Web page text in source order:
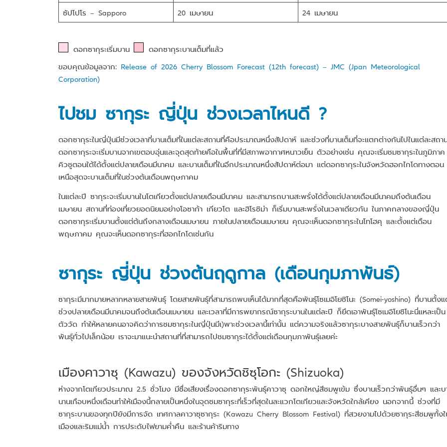
ซัปโปโร – Sapporo 20 เมษายน 24 เมษายน
ดอกซากุระเริ่มบาน ดอกซากุระบานเต็มที่แล้ว
ขอบคุณข้อมูลจาก: Release of 2026 Cherry Blossom Forecast (12th forecast) – JMC (Jpan Meteorological
Corporation)
ไปชม ซากุระ ญี่ปุ่น ช่วงเวลาไหนดี ?
ดอกซากุระในญี่ปุ่นมีช่วงเวลาที่บานเต็มที่ในแต่ละสถานที่คือประมาณหนึ่งสัปดาห์ และช่วงที่บานเต็มที่จะแตกต่างกันไปในแต่ละสถา
ดอกซากุระจะเริ่มบานจากเขตอบอุ่นและจุดสุดท้ายคือในพื้นที่ที่มีสภาพอากาศหนาวเย็น ตัวอย่างเช่น คุณจะเริ่มชมซากุระในภูมิภาค
คิวชูตอนใต้ได้ตั้งแต่ปลายเดือนมีนาคม และบานเต็มที่ในอีกประมาณหนึ่งสัปดาห์ต่อมา แต่ดอกซากุระในจังหวัดฮอกไกโดทางตอน
เหนือสุดจะบานเต็มที่ในช่วงต้นเดือนพฤษภาคม
ในแต่ละปี ซากุระจะเริ่มบานในโตเกียวตั้งแต่ปลายเดือนมีนาคม และสามารถบานสะพรั่งได้ตั้งแต่ปลายเดือนมีนาคมถึงต้นเดือน
เมษายน สถานที่ท่องเที่ยวยอดนิยมอย่างโอซาก้า เกียวโต และฮิโรชิม่า ก็เริ่มบานสะพรั่งในเวลาเดียวกัน ในภาคกลางของญี่ปุ่น
ดอกซากุระเริ่มบานตั้งแต่ต้นถึงกลางเดือนเมษายน ภายในปลายเดือนเมษายน คุณจะเห็นดอกซากุระในโทโฮคุ และตั้งแต่เดือน
พฤษภาคม คุณจะเห็นดอกซากุระที่ฮอกไกโดเช่นกัน
ซากุระ ญี่ปุ่น ช่วงต้นฤดูกาล (เดือนกุมภาพันธ์)
ซากุระมีมากมายหลากหลายสายพันธุ์ โดยสายพันธุ์ที่สามารถพบเห็นได้มากที่สุดคือพันธุ์โซเมอิโยชิโนะ (Somei-yoshino) ที่บานตั้งแ
ช่วงปลายเดือนมีนาคมจนถึงต้นเดือนเมษายน และเวลาที่มีการพยากรณ์ซากุระบานในแต่ละปี ก็ยึดเอาพันธุ์โซเมอิโยชิโนะนี่แหละเป็น
ตัววัด ทำให้หลายคนอาจคิดว่าการชมซากุระในญี่ปุ่นมีเ)พาะช่วงเวลานี้เท่านั้น แต่ความจริงแล้วซากุระบางสายพันธุ์ก็บานเร็วกว่า
พันธุ์ทั่วไปเล็กน้อย เราจะมาแนะนำสถานที่ที่สามารถไปชมซากุระได้ตั้งแต่เดือนกุมภาพันธุ์เลยค่ะ
เมืองคาวาซุ (Kawazu) ของจังหวัดชิซุโอกะ (Shizuoka)
ห่างจากโตเกียวประมาณ 2.5 ชั่วโมง มีชื่อเสียงเรื่องดอกซากุระพันธุ์คาวาซุ ดอกใหญ่สีชมพูเข้ม ซึ่งบานเร็วกว่าพันธุ์อื่นๆ และบ
นานเกือบหนึ่งเดือนทำให้เมืองนี้กลายเป็นหนึ่งในจุดชมซากุระที่เร็วที่สุดในละแวกโตเกียวและจังหวัดใกล้เคียง นอกจากนี้ ช่วงที่มี
ซากุระบานของทุกปียังมีการจัด เทศกาลคาวาซุซากุระ (Kawazu Cherry Blossom Festival) ที่สวยงามไปด้วยซากุระสีชมพูทั้งใ
เมืองและริมแม่น้ำ การประดับไฟยามค่ำคืน และร้านค้าริมทาง